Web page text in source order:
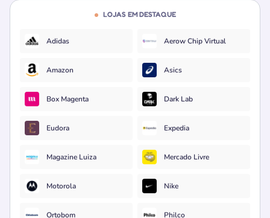
LOJAS EM DESTAQUE
Adidas Aerow Chip Virtual
Amazon Asics
Box Magenta Dark Lab
Eudora Expedia
Magazine Luiza Mercado Livre
Motorola Nike
Ortobom Philco